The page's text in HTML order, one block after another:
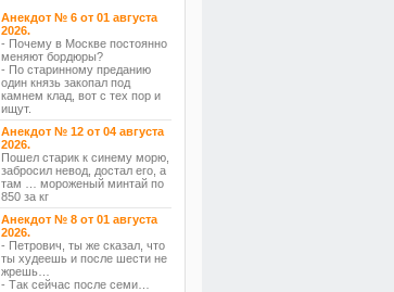
Анекдот № 6 от 01 августа
2026.
- Почему в Москве постоянно
меняют бордюры?
- По старинному преданию
один князь закопал под
камнем клад, вот с тех пор и
ищут.
Анекдот № 12 от 04 августа
2026.
Пошел старик к синему морю,
забросил невод, достал его, а
там … мороженый минтай по
850 за кг
Анекдот № 8 от 01 августа
2026.
- Петрович, ты же сказал, что
ты худеешь и после шести не
жрешь…
- Так сейчас после семи…